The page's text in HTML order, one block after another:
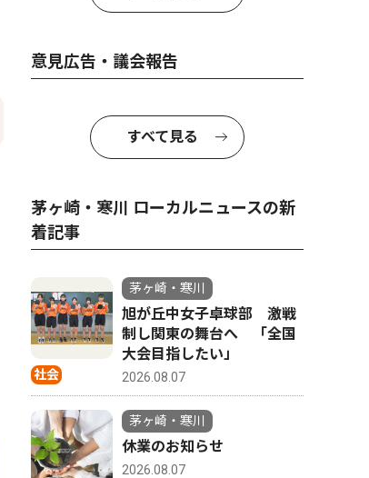
4
意見広告・議会報告
すべて見る
茅ヶ崎・寒川 ローカルニュースの新
着記事
社会
茅ヶ崎・寒川
旭が丘中女子卓球部 激戦
制し関東の舞台へ 「全国
大会目指したい」
2026.08.07
茅ヶ崎・寒川
休業のお知らせ
2026.08.07